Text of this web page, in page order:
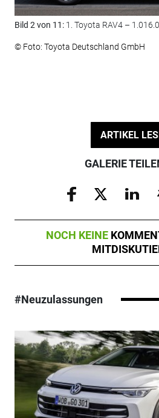
Bild 2 von 11: 1. Toyota RAV4 –
© Foto: Toyota Deutschland GmbH
ARTIKEL
GALERIE
NOCH KEINE
#Neuzulassungen